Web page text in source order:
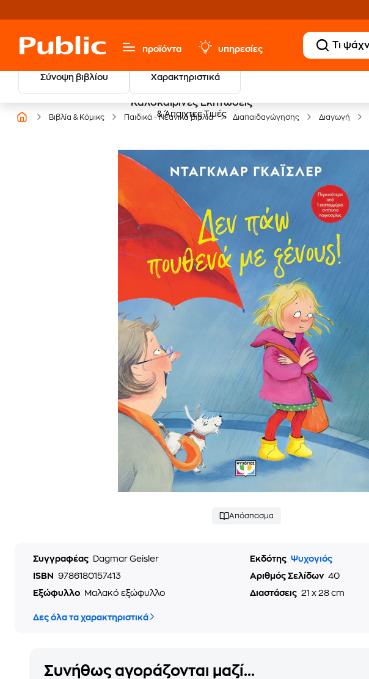
προϊόντα υπηρεσίες
Σύνοψη βιβλίου Χαρακτηριστικά
Καλοκαιρινές Εκπτώσεις
& Άπαιχτες Τιμές
Βιβλία & Κόμικς Παιδικά - Νεανικά βιβλία Διαπαιδαγώγησης Διαγωγή
Απόσπασμα
Συγγραφέας Dagmar Geisler Εκδότης Ψυχογιός
ISBN
9786180157413 Αριθμός Σελίδων 40
Εξώφυλλο
Μαλακό εξώφυλλο Διαστάσεις 21 x 28 cm
Δες όλα τα χαρακτηριστικά
Συνήθως αγοράζονται μαζί...